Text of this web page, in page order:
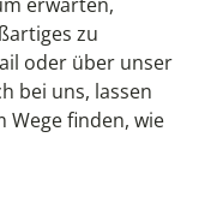
zu
oder über unser
bei uns, lassen
Wege finden, wie